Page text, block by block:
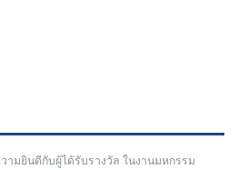
ามยินดีกับผู้ได้รับรางวัล ในงานมหกรรม